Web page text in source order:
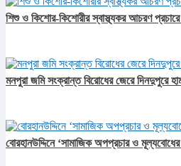
শিশু ও কিশোর-কিশোরীর স্বাস্থ্যকর আচরণ
মনপুরা জমি সংক্রান্ত বিরোধের জেরে দিনদুপুরে
বোরহানউদ্দিনে ‘সামাজিক অপপ্রচার ও